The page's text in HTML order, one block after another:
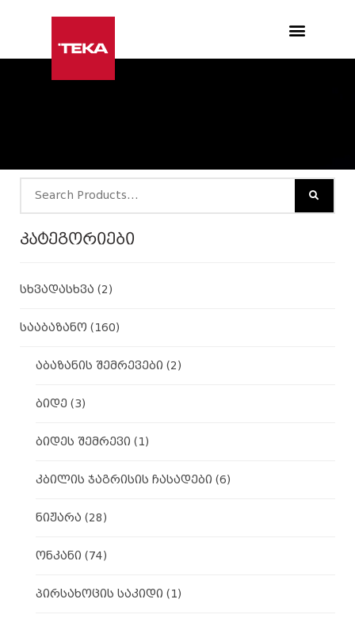
კატეგორიები
სხვადასხვა (2)
სააბაზანო (160)
აბაზანის შემრევები (2)
ბიდე (3)
ბიდეს შემრევი (1)
კბილის ჯაგრისის ჩასადები (6)
ნიჟარა (28)
ონკანი (74)
პირსახოცის საკიდი (1)